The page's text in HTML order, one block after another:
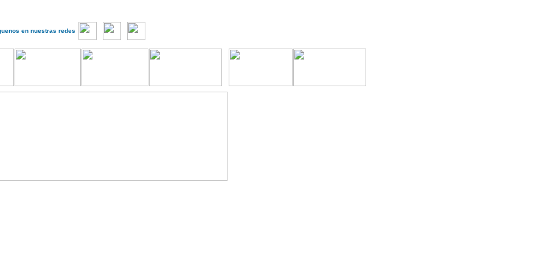
en nuestras redes